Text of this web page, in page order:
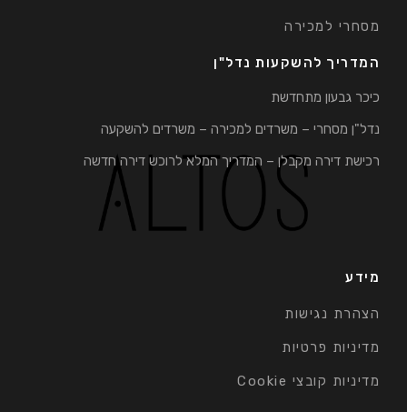
מסחרי למכירה
המדריך להשקעות נדל"ן
כיכר גבעון מתחדשת
נדל"ן מסחרי – משרדים למכירה – משרדים להשקעה
רכישת דירה מקבלן – המדריך המלא לרוכש דירה חדשה
מידע
הצהרת נגישות
מדיניות פרטיות
מדיניות קובצי Cookie